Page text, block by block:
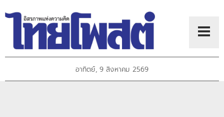
อาทิตย์, 9 สิงหาคม 2569